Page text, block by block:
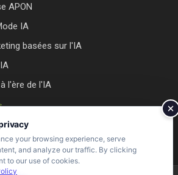
APON
IA
basées sur l'IA
l'ère de l'IA
your browsing experience, serve
and analyze our traffic. By clicking
to our use of cookies.